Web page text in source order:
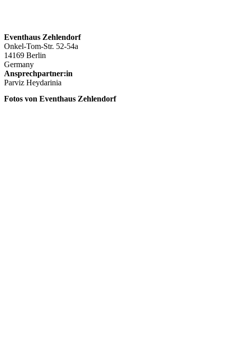
Eventhaus Zehlendorf
Onkel-Tom-Str. 52-54a
14169 Berlin
Germany
Ansprechpartner:in
Parviz Heydarinia
Fotos von Eventhaus Zehlendorf